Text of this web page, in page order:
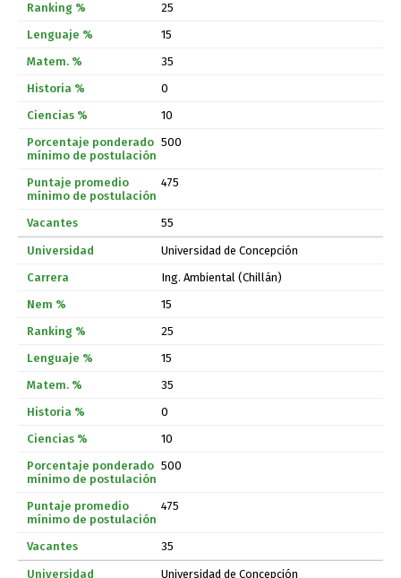
25
15
35
0
10
500
475
55
Universidad de Concepción
Ing. Ambiental (Chillán)
15
25
15
35
0
10
500
475
35
Universidad de Concepción